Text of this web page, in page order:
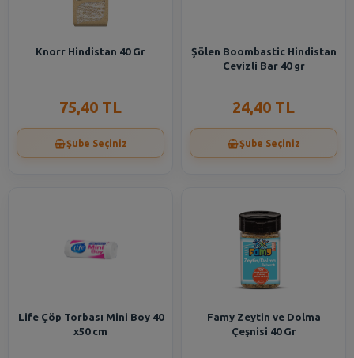
Knorr Hindistan 40 Gr
75,40 TL
Şube Seçiniz
Şölen Boombastic Hindistan
Cevizli Bar 40 gr
24,40 TL
Şube Seçiniz
Life Çöp Torbası Mini Boy 40
x50 cm
Famy Zeytin ve Dolma
Çeşnisi 40 Gr